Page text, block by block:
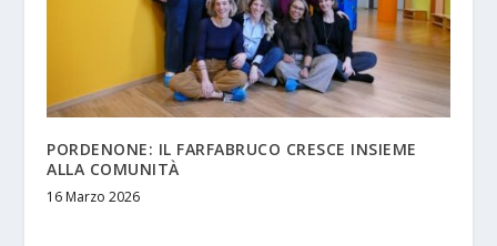
PORDENONE: IL FARFABRUCO CRESCE INSIEME
ALLA COMUNITÀ
16 Marzo 2026